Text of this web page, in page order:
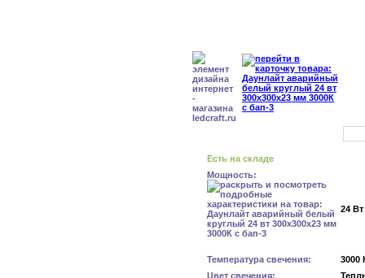
Есть на складе
Мощность:
24 Вт
Температура свечения:
3000
Цвет свечения: